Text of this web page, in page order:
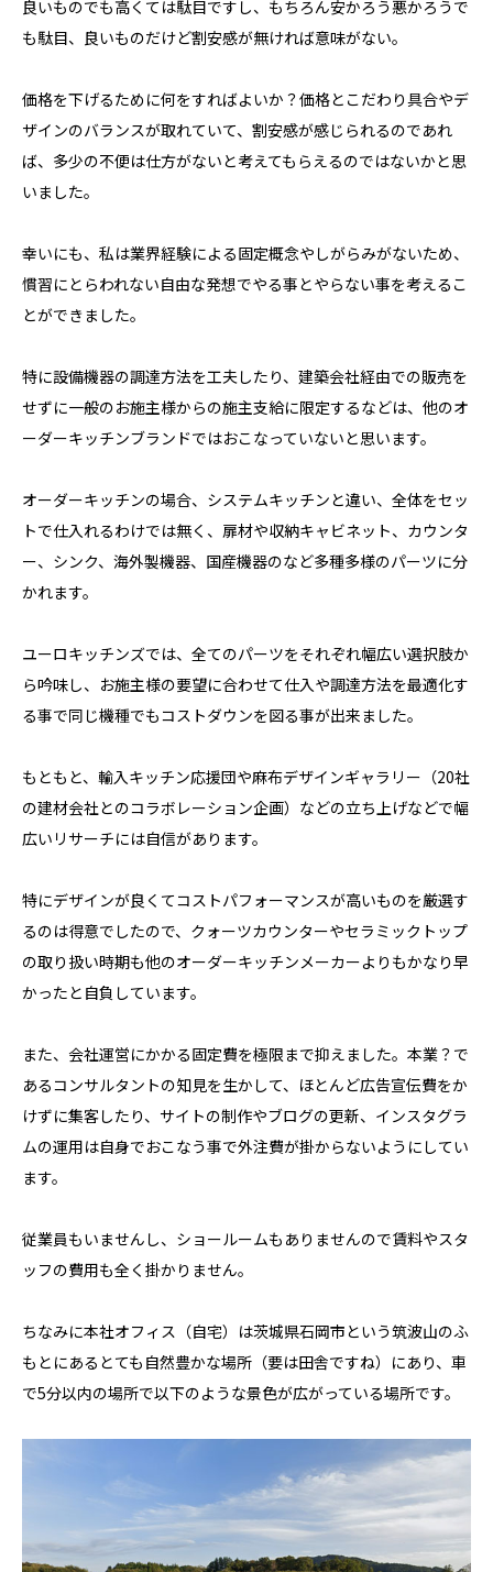
良いものでも高くては駄目ですし、もちろん安かろう悪かろうで
も駄目、良いものだけど割安感が無ければ意味がない。
価格を下げるために何をすればよいか？価格とこだわり具合やデ
ザインのバランスが取れていて、割安感が感じられるのであれ
ば、多少の不便は仕方がないと考えてもらえるのではないかと思
いました。
幸いにも、私は業界経験による固定概念やしがらみがないため、
慣習にとらわれない自由な発想でやる事とやらない事を考えるこ
とができました。
特に設備機器の調達方法を工夫したり、建築会社経由での販売を
せずに一般のお施主様からの施主支給に限定するなどは、他のオ
ーダーキッチンブランドではおこなっていないと思います。
オーダーキッチンの場合、システムキッチンと違い、全体をセッ
トで仕入れるわけでは無く、扉材や収納キャビネット、カウンタ
ー、シンク、海外製機器、国産機器のなど多種多様のパーツに分
かれます。
ユーロキッチンズでは、全てのパーツをそれぞれ幅広い選択肢か
ら吟味し、お施主様の要望に合わせて仕入や調達方法を最適化す
る事で同じ機種でもコストダウンを図る事が出来ました。
もともと、輸入キッチン応援団や麻布デザインギャラリー（20社
の建材会社とのコラボレーション企画）などの立ち上げなどで幅
広いリサーチには自信があります。
特にデザインが良くてコストパフォーマンスが高いものを厳選す
るのは得意でしたので、クォーツカウンターやセラミックトップ
の取り扱い時期も他のオーダーキッチンメーカーよりもかなり早
かったと自負しています。
また、会社運営にかかる固定費を極限まで抑えました。本業？で
あるコンサルタントの知見を生かして、ほとんど広告宣伝費をか
けずに集客したり、サイトの制作やブログの更新、インスタグラ
ムの運用は自身でおこなう事で外注費が掛からないようにしてい
ます。
従業員もいませんし、ショールームもありませんので賃料やスタ
ッフの費用も全く掛かりません。
ちなみに本社オフィス（自宅）は茨城県石岡市という筑波山のふ
もとにあるとても自然豊かな場所（要は田舎ですね）にあり、車
で5分以内の場所で以下のような景色が広がっている場所です。